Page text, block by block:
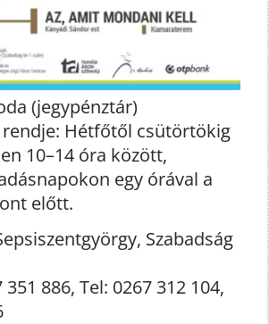
(jegypénztár)
Hétfőtől csütörtökig
10–14 óra között,
egy órával a
előtt.
Szabadság
351 886, Tel: 0267 312 104,